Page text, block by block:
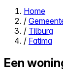
Close menu
Home
/
/ Tilburg
/ Fatima
Een